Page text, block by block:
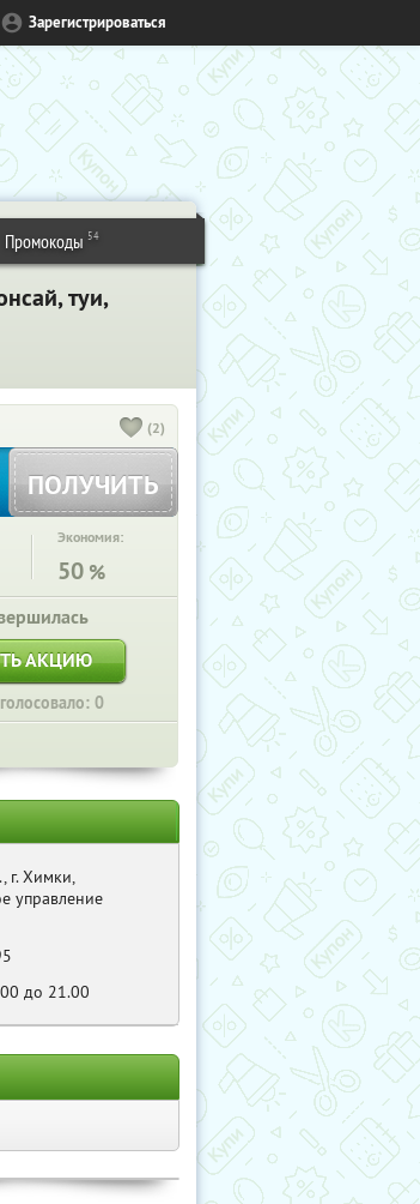
Зарегистрироваться
Промокоды 54
туи,
(2)
ПОЛУЧИТЬ
Экономия:
50 %
АКЦИЮ
0
г. Химки,
управление
до 21.00